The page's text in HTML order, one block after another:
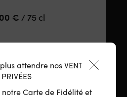
€ / 75 cl
AJOUTER
attendre nos VENTES
PRIVÉES
Carte de Fidélité et